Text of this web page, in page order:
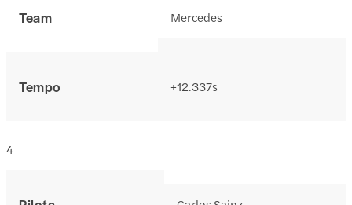
Team
Tempo
Mercedes
+12.337s
4